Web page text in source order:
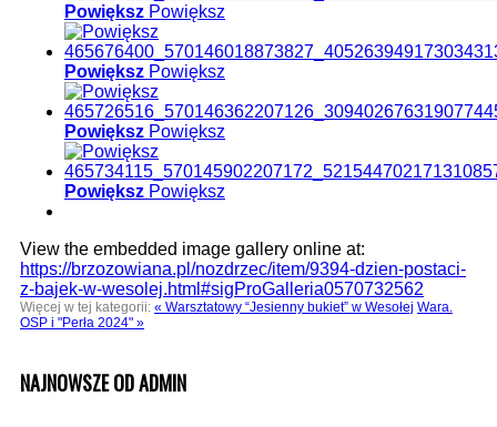
Powiększ Powiększ
Powiększ Powiększ
Powiększ Powiększ
Powiększ Powiększ
View the embedded image gallery online at:
https://brzozowiana.pl/nozdrzec/item/9394-dzien-postaci-
z-bajek-w-wesolej.html#sigProGalleria0570732562
Więcej w tej kategorii: « Warsztatowy “Jesienny bukiet” w Wesołej Wara.
OSP i "Perła 2024" »
NAJNOWSZE OD ADMIN